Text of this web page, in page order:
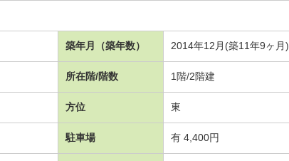
築年月（築年数） 2014年12月(築11年9ヶ月)
所在階/階数 1階/2階建
方位 東
駐車場 有 4,400円